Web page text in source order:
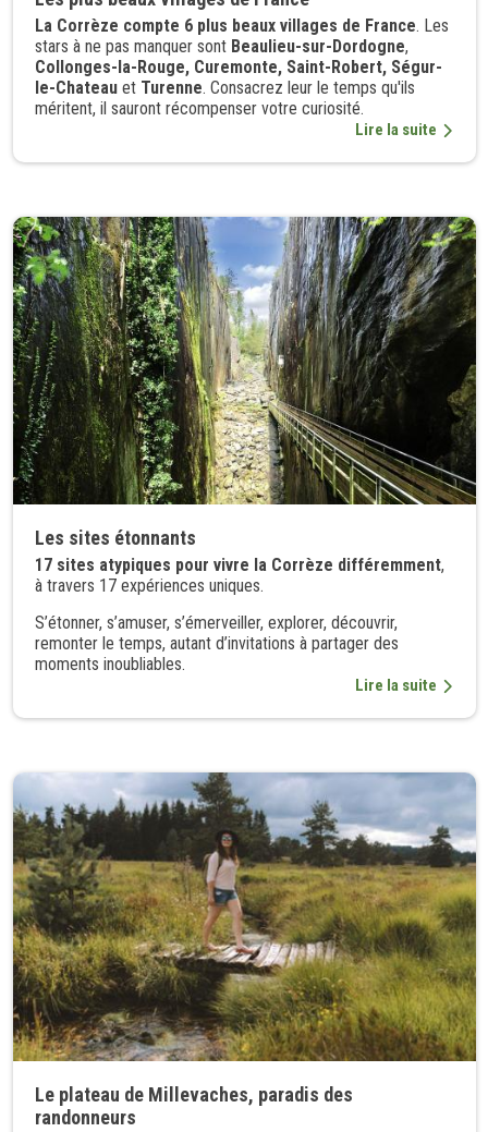
La Corrèze compte 6 plus beaux villages de France. Les
stars à ne pas manquer sont Beaulieu-sur-Dordogne,
Collonges-la-Rouge, Curemonte, Saint-Robert, Ségur-
le-Chateau etTurenne. Consacrez leur le temps qu'ils
méritent, il sauront récompenser votre curiosité.
Lire la suite
Les sites étonnants
17 sites atypiques pour vivre la Corrèze différemment,
à travers 17 expériences uniques.
S’étonner, s’amuser, s’émerveiller, explorer, découvrir,
remonter le temps, autant d’invitations à partager des
moments inoubliables.
Lire la suite
Le plateau de Millevaches, paradis des
randonneurs